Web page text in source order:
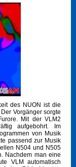
des NUON ist die
Vorgänger sorgte
Mit der VLM2
aufgebohrt. Im
von Musik
passend zur Musik
N504 und N505
Nachdem man eine
VLM automatisch